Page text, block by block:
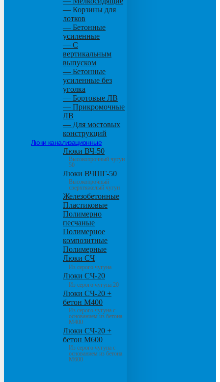
— Корзины для
лотков
— Бетонные
усиленные
— С
вертикальным
выпуском
— Бетонные
усиленные без
уголка
— Бортовые ЛВ
— Прикромочные
ЛВ
— Для мостовых
конструкций
Люки канализационные
Люки ВЧ-50
Высокопрочный чугун
50
Люки ВЧШГ-50
Высокопрочный
сверхтяжелый чугун
Железобетонные
Пластиковые
Полимерно
песчаные
Полимерное
композитные
Полимерные
Люки СЧ
Из серого чугуна
Люки СЧ-20
Из серого чугуна 20
Люки СЧ-20 +
бетон М400
Из серого чугуна с
основанием из бетона
М400
Люки СЧ-20 +
бетон М600
Из серого чугуна с
основанием из бетона
М600